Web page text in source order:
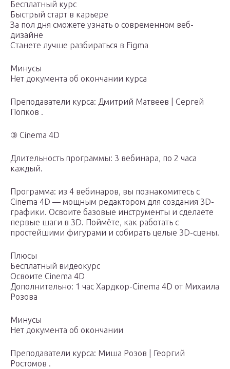
Бесплатный курс
Быстрый старт в карьере
За пол дня сможете узнать о современном веб-
дизайне
Станете лучше разбираться в Figma
Минусы
Нет документа об окончании курса
Преподаватели курса: Дмитрий Матвеев | Сергей
Попков .
③ Cinema 4D
Длительность программы: 3 вебинара, по 2 часа
каждый.
Программа: из 4 вебинаров, вы познакомитесь с
Cinema 4D — мощным редактором для создания 3D-
графики. Освоите базовые инструменты и сделаете
первые шаги в 3D. Поймёте, как работать с
простейшими фигурами и собирать целые 3D-сцены.
Плюсы
Бесплатный видеокурс
Освоите Cinema 4D
Дополнительно: 1 час Хардкор-Cinema 4D от Михаила
Розова
Минусы
Нет документа об окончании
Преподаватели курса: Миша Розов | Георгий
Ростомов .